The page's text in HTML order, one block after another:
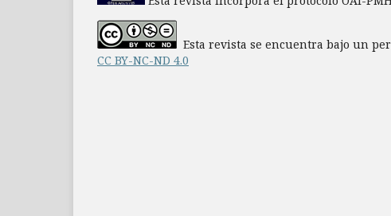
Esta revista se encuentra bajo un
CC BY-NC-ND 4.0